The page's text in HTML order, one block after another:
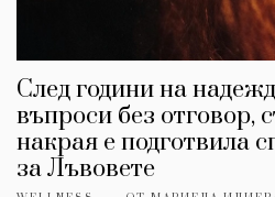
След години на
въпроси без отговор,
накрая е подготвила
за Лъвовете